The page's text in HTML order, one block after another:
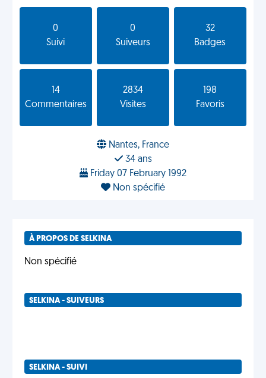
0
Suivi
0
Suiveurs
32
Badges
14
Commentaires
2834
Visites
198
Favoris
Nantes, France
34 ans
Friday 07 February 1992
Non spécifié
À PROPOS DE SELKINA
Non spécifié
SELKINA - SUIVEURS
SELKINA - SUIVI